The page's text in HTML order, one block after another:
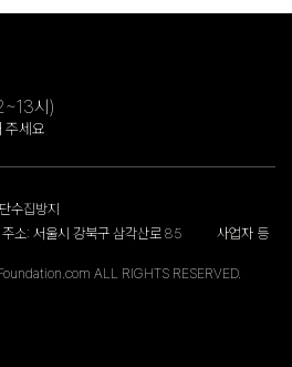
시)
주세요
수집방지
주소: 서울시 강북구 삼각산로 85
사업자 등
ALL RIGHTS RESERVED.